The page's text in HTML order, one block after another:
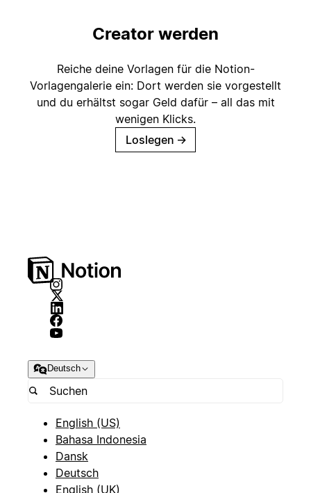
Creator werden
Reiche deine Vorlagen für die Notion-
Vorlagengalerie ein: Dort werden sie vorgestellt
und du erhältst sogar Geld dafür – all das mit
wenigen Klicks.
Loslegen →
Deutsch
English (US)
Bahasa Indonesia
Dansk
Deutsch
English (UK)